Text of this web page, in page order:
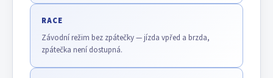
RACE
Závodní režim bez zpátečky — jízda vpřed a brzda,
zpátečka není dostupná.